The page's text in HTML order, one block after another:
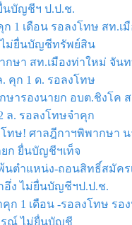
นบัญชีฯ ป.ป.ช.
1 เดือน รอลงโทษ สท.เ
ไม่ยื่นบัญชีทรัพย์สิน
กษา สท.เมืองท่าใหม่ จัน
คุก 1 ด. รอลงโทษ
ษารองนายก อบต.ชิงโค
ล. รอลงโทษจำคุก
โทษ! ศาลฎีกาฯพิพากษา
ก ยื่นบัญชีฯเท็จ
นตำแหน่ง-ถอนสิทธิ์สมัคร
อึ่ง ไม่ยื่นบัญชีฯป.ป.ช.
ก 1 เดือน -รอลงโทษ รอ
รณ์ ไม่ยื่นบัญชี